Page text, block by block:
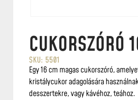
CUKORSZÓRÓ
SKU: 5501
Egy 16 cm magas cukorszóró,
kristálycukor adagolására
desszertekre, vagy kávéhoz, teához.